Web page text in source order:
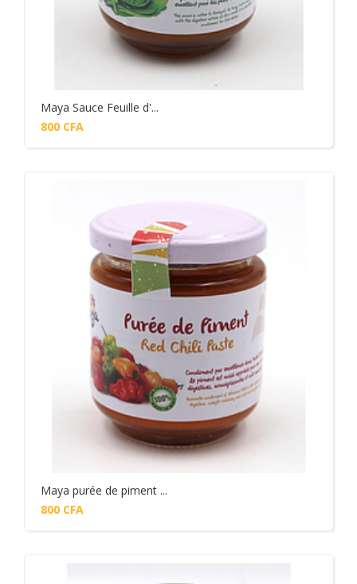
Maya Sauce Feuille d'...
800 CFA
Maya purée de piment ...
800 CFA